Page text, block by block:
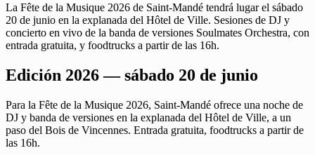
La Fête de la Musique 2026 de Saint-Mandé tendrá lugar el sábado
20 de junio en la explanada del Hôtel de Ville. Sesiones de DJ y
concierto en vivo de la banda de versiones Soulmates Orchestra, con
entrada gratuita, y foodtrucks a partir de las 16h.
Edición 2026 — sábado 20 de junio
Para la Fête de la Musique 2026, Saint-Mandé ofrece una noche de
DJ y banda de versiones en la explanada del Hôtel de Ville, a un
paso del Bois de Vincennes. Entrada gratuita, foodtrucks a partir de
las 16h.